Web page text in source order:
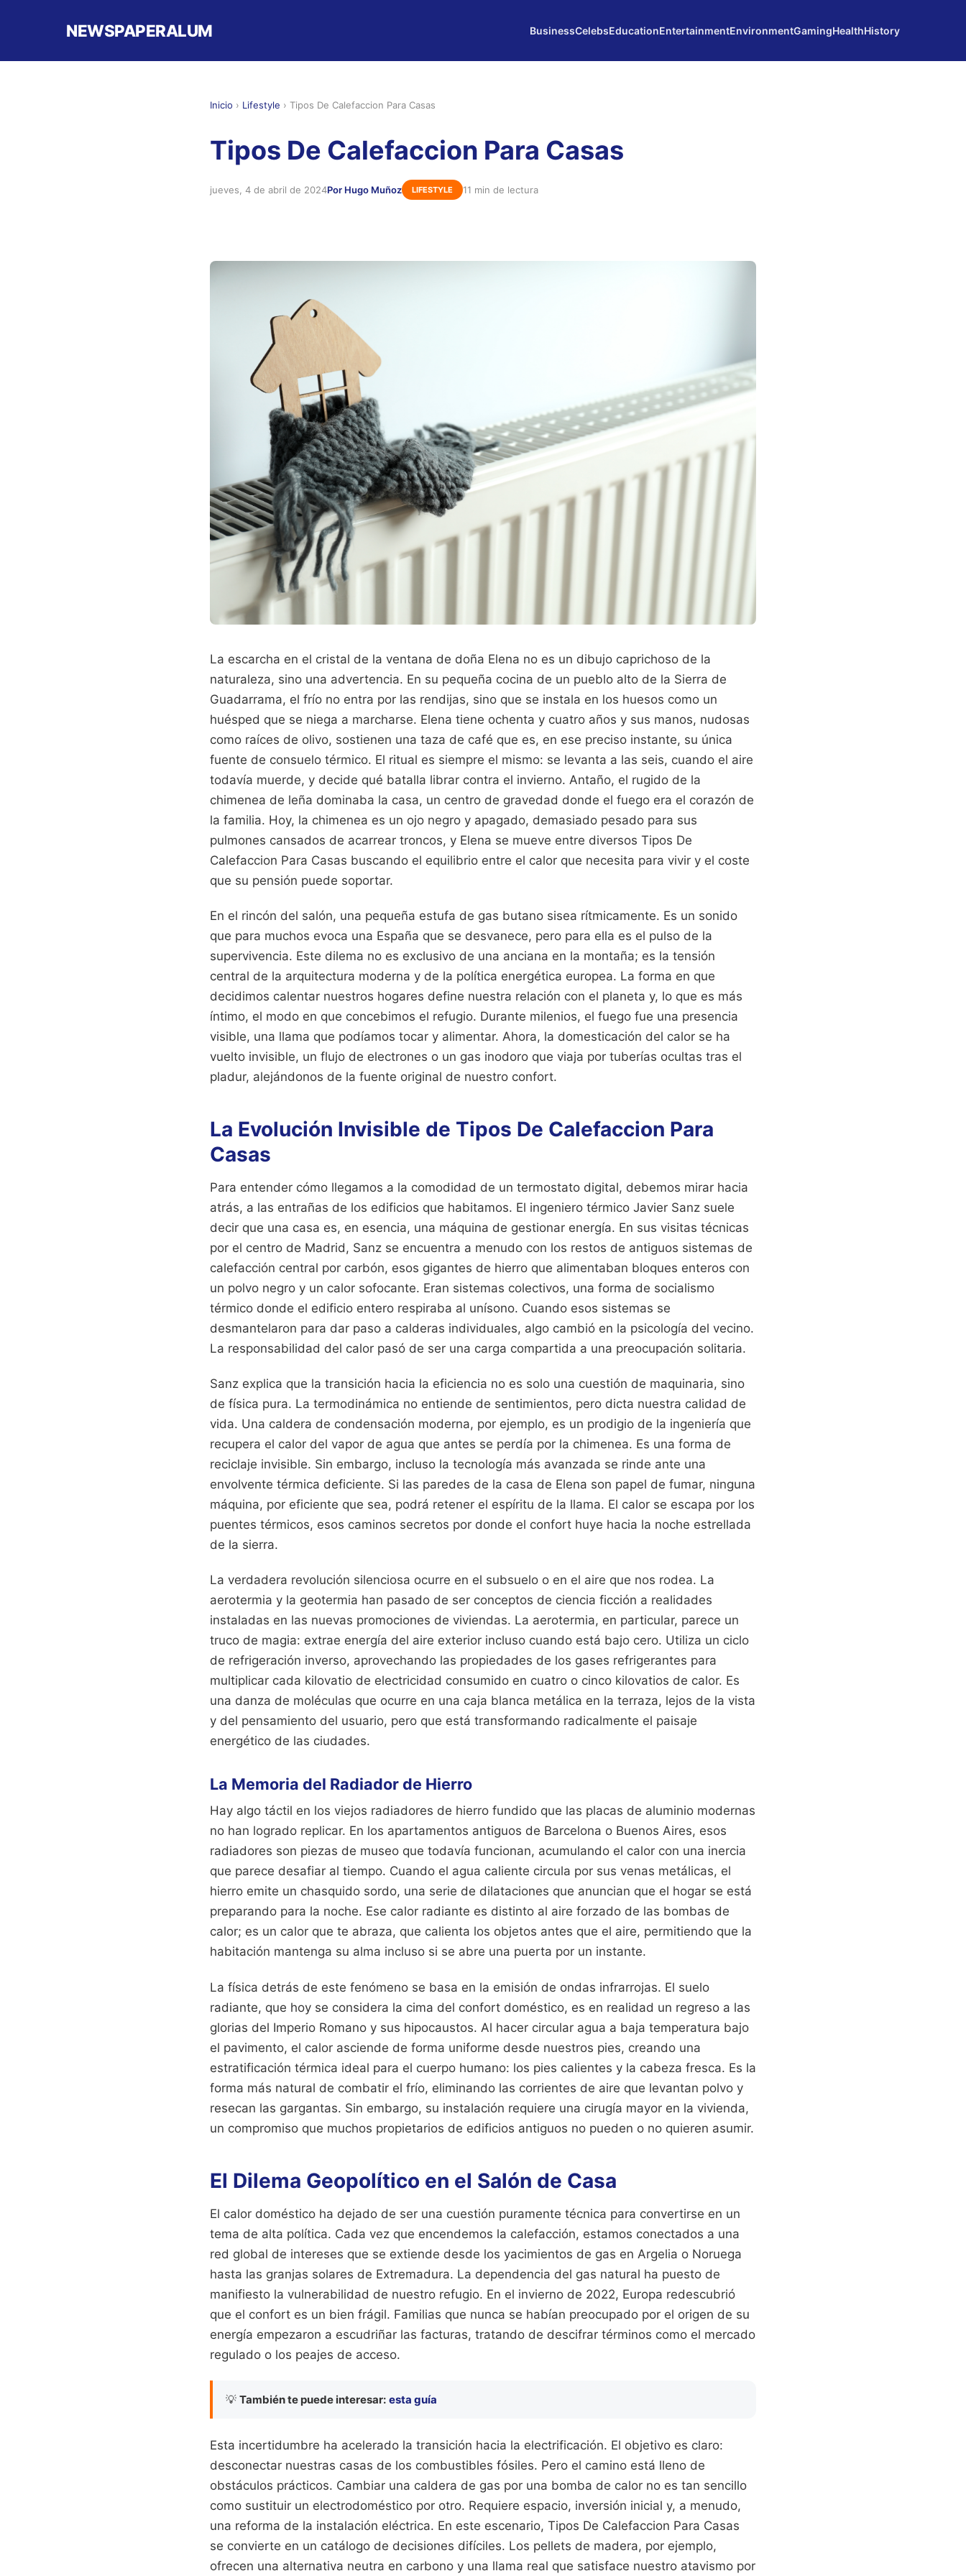
NEWSPAPERALUM BusinessCelebsEducationEntertainmentEnvironmentGamingHealthHistory
Inicio › Lifestyle › Tipos De Calefaccion Para Casas
Tipos De Calefaccion Para Casas
jueves, 4 de abril de 2024Por Hugo Muñoz LIFESTYLE 11 min de lectura
La escarcha en el cristal de la ventana de doña Elena no es un dibujo caprichoso de la
naturaleza, sino una advertencia. En su pequeña cocina de un pueblo alto de la Sierra de
Guadarrama, el frío no entra por las rendijas, sino que se instala en los huesos como un
huésped que se niega a marcharse. Elena tiene ochenta y cuatro años y sus manos, nudosas
como raíces de olivo, sostienen una taza de café que es, en ese preciso instante, su única
fuente de consuelo térmico. El ritual es siempre el mismo: se levanta a las seis, cuando el aire
todavía muerde, y decide qué batalla librar contra el invierno. Antaño, el rugido de la
chimenea de leña dominaba la casa, un centro de gravedad donde el fuego era el corazón de
la familia. Hoy, la chimenea es un ojo negro y apagado, demasiado pesado para sus
pulmones cansados de acarrear troncos, y Elena se mueve entre diversos Tipos De
Calefaccion Para Casas buscando el equilibrio entre el calor que necesita para vivir y el coste
que su pensión puede soportar.
En el rincón del salón, una pequeña estufa de gas butano sisea rítmicamente. Es un sonido
que para muchos evoca una España que se desvanece, pero para ella es el pulso de la
supervivencia. Este dilema no es exclusivo de una anciana en la montaña; es la tensión
central de la arquitectura moderna y de la política energética europea. La forma en que
decidimos calentar nuestros hogares define nuestra relación con el planeta y, lo que es más
íntimo, el modo en que concebimos el refugio. Durante milenios, el fuego fue una presencia
visible, una llama que podíamos tocar y alimentar. Ahora, la domesticación del calor se ha
vuelto invisible, un flujo de electrones o un gas inodoro que viaja por tuberías ocultas tras el
pladur, alejándonos de la fuente original de nuestro confort.
La Evolución Invisible de Tipos De Calefaccion Para
Casas
Para entender cómo llegamos a la comodidad de un termostato digital, debemos mirar hacia
atrás, a las entrañas de los edificios que habitamos. El ingeniero térmico Javier Sanz suele
decir que una casa es, en esencia, una máquina de gestionar energía. En sus visitas técnicas
por el centro de Madrid, Sanz se encuentra a menudo con los restos de antiguos sistemas de
calefacción central por carbón, esos gigantes de hierro que alimentaban bloques enteros con
un polvo negro y un calor sofocante. Eran sistemas colectivos, una forma de socialismo
térmico donde el edificio entero respiraba al unísono. Cuando esos sistemas se
desmantelaron para dar paso a calderas individuales, algo cambió en la psicología del vecino.
La responsabilidad del calor pasó de ser una carga compartida a una preocupación solitaria.
Sanz explica que la transición hacia la eficiencia no es solo una cuestión de maquinaria, sino
de física pura. La termodinámica no entiende de sentimientos, pero dicta nuestra calidad de
vida. Una caldera de condensación moderna, por ejemplo, es un prodigio de la ingeniería que
recupera el calor del vapor de agua que antes se perdía por la chimenea. Es una forma de
reciclaje invisible. Sin embargo, incluso la tecnología más avanzada se rinde ante una
envolvente térmica deficiente. Si las paredes de la casa de Elena son papel de fumar, ninguna
máquina, por eficiente que sea, podrá retener el espíritu de la llama. El calor se escapa por los
puentes térmicos, esos caminos secretos por donde el confort huye hacia la noche estrellada
de la sierra.
La verdadera revolución silenciosa ocurre en el subsuelo o en el aire que nos rodea. La
aerotermia y la geotermia han pasado de ser conceptos de ciencia ficción a realidades
instaladas en las nuevas promociones de viviendas. La aerotermia, en particular, parece un
truco de magia: extrae energía del aire exterior incluso cuando está bajo cero. Utiliza un ciclo
de refrigeración inverso, aprovechando las propiedades de los gases refrigerantes para
multiplicar cada kilovatio de electricidad consumido en cuatro o cinco kilovatios de calor. Es
una danza de moléculas que ocurre en una caja blanca metálica en la terraza, lejos de la vista
y del pensamiento del usuario, pero que está transformando radicalmente el paisaje
energético de las ciudades.
La Memoria del Radiador de Hierro
Hay algo táctil en los viejos radiadores de hierro fundido que las placas de aluminio modernas
no han logrado replicar. En los apartamentos antiguos de Barcelona o Buenos Aires, esos
radiadores son piezas de museo que todavía funcionan, acumulando el calor con una inercia
que parece desafiar al tiempo. Cuando el agua caliente circula por sus venas metálicas, el
hierro emite un chasquido sordo, una serie de dilataciones que anuncian que el hogar se está
preparando para la noche. Ese calor radiante es distinto al aire forzado de las bombas de
calor; es un calor que te abraza, que calienta los objetos antes que el aire, permitiendo que la
habitación mantenga su alma incluso si se abre una puerta por un instante.
La física detrás de este fenómeno se basa en la emisión de ondas infrarrojas. El suelo
radiante, que hoy se considera la cima del confort doméstico, es en realidad un regreso a las
glorias del Imperio Romano y sus hipocaustos. Al hacer circular agua a baja temperatura bajo
el pavimento, el calor asciende de forma uniforme desde nuestros pies, creando una
estratificación térmica ideal para el cuerpo humano: los pies calientes y la cabeza fresca. Es la
forma más natural de combatir el frío, eliminando las corrientes de aire que levantan polvo y
resecan las gargantas. Sin embargo, su instalación requiere una cirugía mayor en la vivienda,
un compromiso que muchos propietarios de edificios antiguos no pueden o no quieren asumir.
El Dilema Geopolítico en el Salón de Casa
El calor doméstico ha dejado de ser una cuestión puramente técnica para convertirse en un
tema de alta política. Cada vez que encendemos la calefacción, estamos conectados a una
red global de intereses que se extiende desde los yacimientos de gas en Argelia o Noruega
hasta las granjas solares de Extremadura. La dependencia del gas natural ha puesto de
manifiesto la vulnerabilidad de nuestro refugio. En el invierno de 2022, Europa redescubrió
que el confort es un bien frágil. Familias que nunca se habían preocupado por el origen de su
energía empezaron a escudriñar las facturas, tratando de descifrar términos como el mercado
regulado o los peajes de acceso.
💡 También te puede interesar: esta guía
Esta incertidumbre ha acelerado la transición hacia la electrificación. El objetivo es claro:
desconectar nuestras casas de los combustibles fósiles. Pero el camino está lleno de
obstáculos prácticos. Cambiar una caldera de gas por una bomba de calor no es tan sencillo
como sustituir un electrodoméstico por otro. Requiere espacio, inversión inicial y, a menudo,
una reforma de la instalación eléctrica. En este escenario, Tipos De Calefaccion Para Casas
se convierte en un catálogo de decisiones difíciles. Los pellets de madera, por ejemplo,
ofrecen una alternativa neutra en carbono y una llama real que satisface nuestro atavismo por